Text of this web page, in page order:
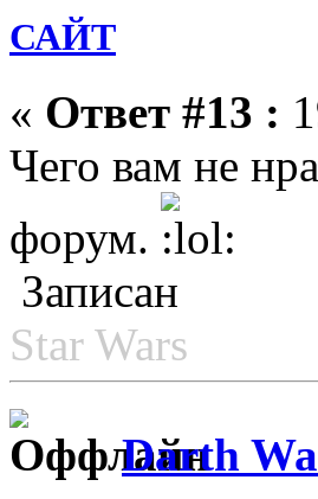
САЙТ
« Ответ #13 :
Чего вам не
форум.
Записан
Star Wars
Darth